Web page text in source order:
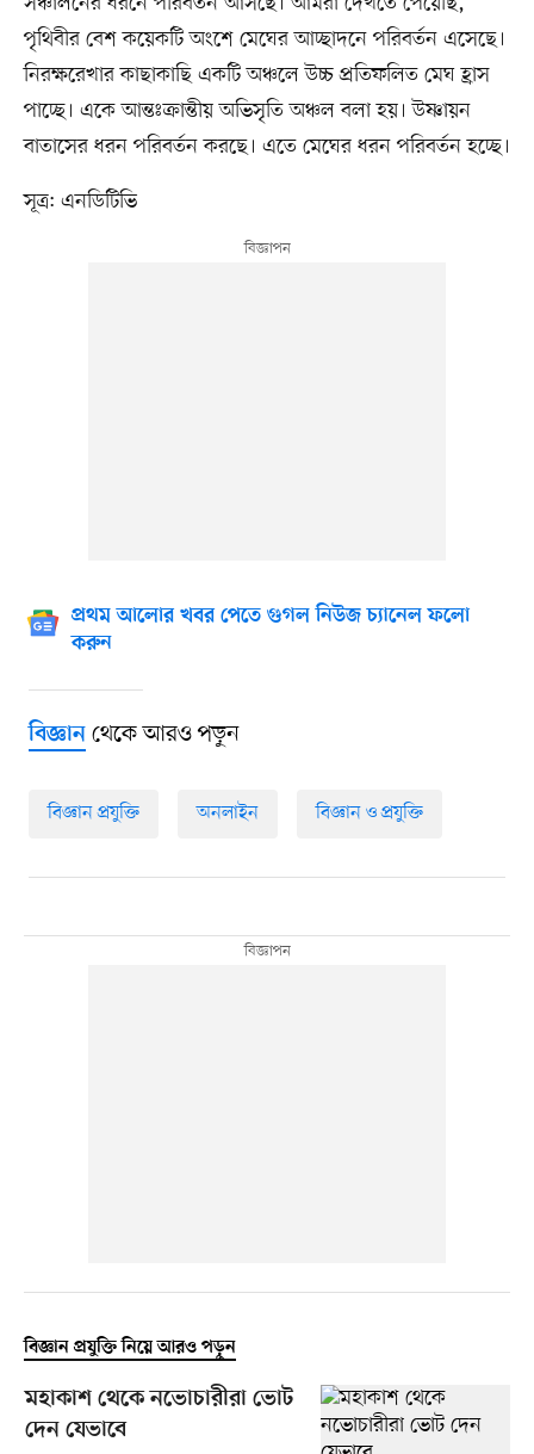
পৃথিবীর বেশ কয়েকটি অংশে মেঘের আচ্ছাদনে পরিবর্তন এসেছে।
নিরক্ষরেখার কাছাকাছি একটি অঞ্চলে উচ্চ প্রতিফলিত মেঘ হ্রাস
পাচ্ছে। একে আন্তঃক্রান্তীয় অভিসৃতি অঞ্চল বলা হয়। উষ্ণায়ন
বাতাসের ধরন পরিবর্তন করছে। এতে মেঘের ধরন পরিবর্তন হচ্ছে।
সূত্র: এনডিটিভি
প্রথম আলোর খবর পেতে গুগল নিউজ চ্যানেল ফলো
করুন
বিজ্ঞানথেকে আরও পড়ুন
বিজ্ঞান প্রযুক্তি অনলাইন বিজ্ঞান ও প্রযুক্তি
বিজ্ঞান প্রযুক্তি নিয়ে আরও পড়ুন
মহাকাশ থেকে নভোচারীরা ভোট
দেন যেভাবে